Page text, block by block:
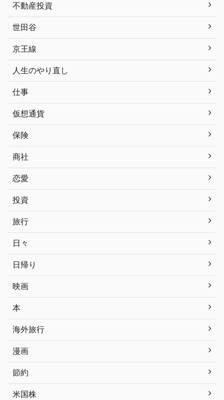
不動産投資
世田谷
京王線
人生のやり直し
仕事
仮想通貨
保険
商社
恋愛
投資
旅行
日々
日帰り
映画
本
海外旅行
漫画
節約
米国株